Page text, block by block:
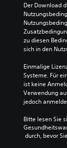
Der Download
zu diesen
sich in den
Einmalige
Systeme. Für
ist keine
Verwendung
jedoch
Bitte lesen Sie
durch, bevor